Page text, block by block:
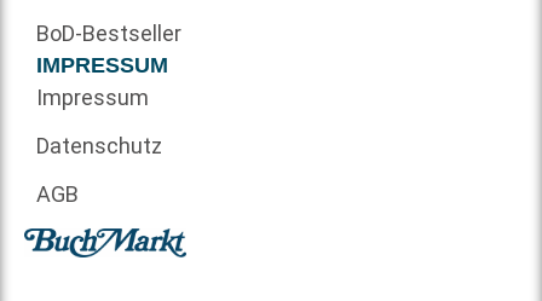
BoD-Bestseller
IMPRESSUM
Impressum
Datenschutz
AGB